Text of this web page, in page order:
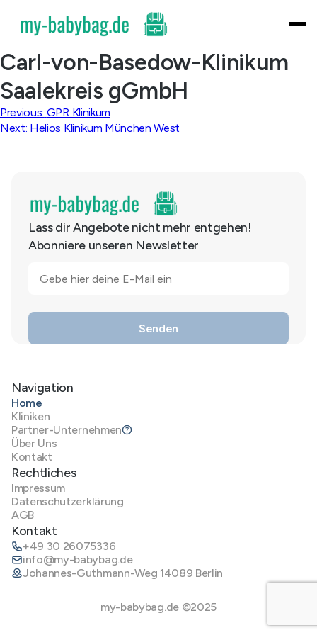
content
Carl-von-Basedow-Klinikum
Saalekreis gGmbH
Beitragsnavigation
Previous: GPR Klinikum
Next: Helios Klinikum München West
Lass dir Angebote nicht mehr entgehen!
Abonniere unseren Newsletter
Navigation
Home
Kliniken
Partner-Unternehmen
Über Uns
Kontakt
Rechtliches
Impressum
Datenschutzerklärung
AGB
Kontakt
+49 30 26075336
info@my-babybag.de
Johannes-Guthmann-Weg 14089 Berlin
my-babybag.de ©2025